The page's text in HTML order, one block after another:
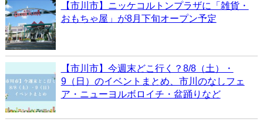
【市川市】ニッケコルトンプラザに「雑貨・
おもちゃ屋」が8月下旬オープン予定
【市川市】今週末どこ行く？8/8（土）・
9（日）のイベントまとめ、市川のなしフェ
ア・ニューヨルボロイチ・盆踊りなど